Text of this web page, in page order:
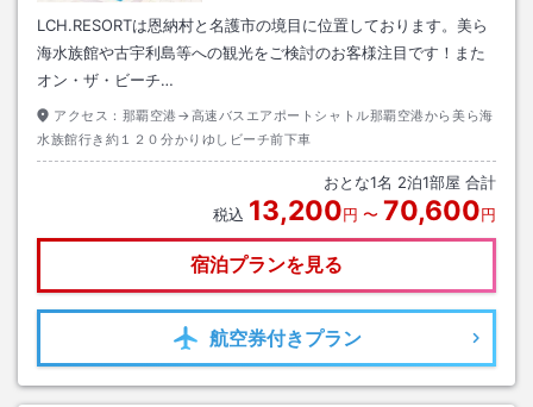
LCH.RESORTは恩納村と名護市の境目に位置しております。美ら
海水族館や古宇利島等への観光をご検討のお客様注目です！また
オン・ザ・ビーチ…
アクセス： 那覇空港→高速バスエアポートシャトル那覇空港から美ら海
水族館行き約１２０分かりゆしビーチ前下車
おとな1名 2泊1部屋 合計
税込 13,200円 〜 70,600円
宿泊プランを見る
航空券付きプラン